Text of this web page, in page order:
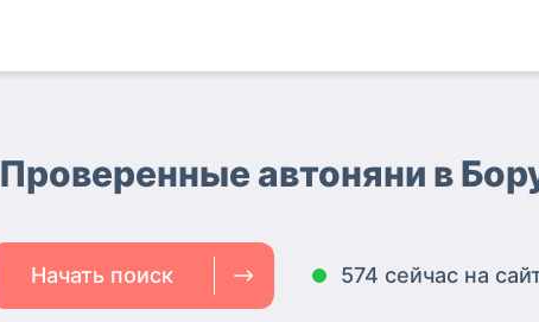
Проверенные автоняни в
Начать поиск 574 сейчас на